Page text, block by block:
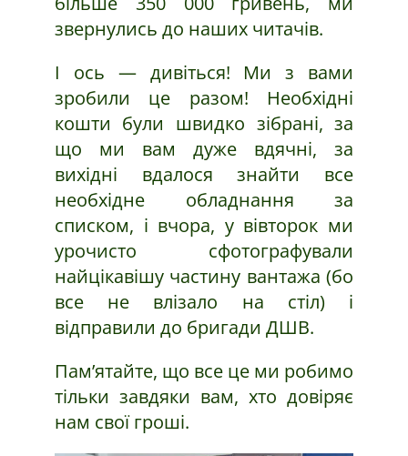
звернулись до наших читачів.
І ось — дивіться! Ми з вами
зробили це разом! Необхідні
кошти були швидко зібрані, за
що ми вам дуже вдячні, за
вихідні вдалося знайти все
необхідне обладнання за
списком, і вчора, у вівторок ми
урочисто сфотографували
найцікавішу частину вантажа (бо
все не влізало на стіл) і
відправили до бригади ДШВ.
Пам’ятайте, що все це ми робимо
тільки завдяки вам, хто довіряє
нам свої гроші.